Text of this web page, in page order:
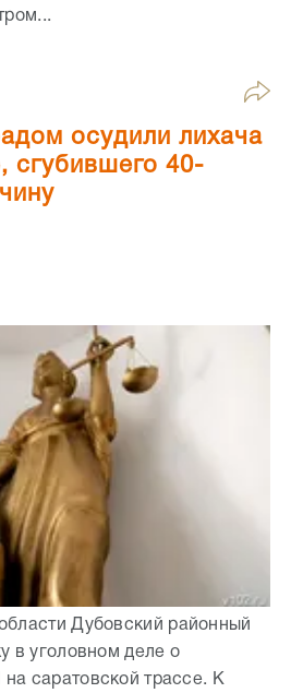
осудили лихача
сгубившего 40-
Дубовский районный
в уголовном деле о
саратовской трассе. К